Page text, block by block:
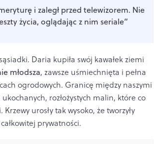
i zaległ przed telewizorem. Nie
życia, oglądając z nim seriale”
Daria kupiła swój kawałek ziemi
młodsza, zawsze uśmiechnięta i pełna
ogrodowych. Granicę między naszymi
rozłożystych malin, które co
urosły tak wysoko, że tworzyły
prywatności.